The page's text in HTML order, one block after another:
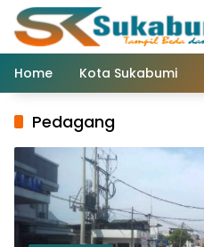
Langsung
konten
Home
Kota Sukabumi
Pedagang